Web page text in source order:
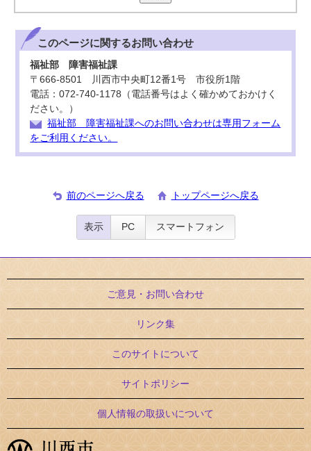
このページに関するお問い合わせ
福祉部 障害福祉課
〒666-8501 川西市中央町12番1号 市役所1階
電話：072-740-1178（電話番号はよく確かめておかけく
ださい。）
福祉部 障害福祉課へのお問い合わせは専用フォーム
をご利用ください。
前のページへ戻る トップページへ戻る
表示 PC スマートフォン
ご意見・お問い合わせ
リンク集
このサイトについて
サイトポリシー
個人情報の取扱いについて